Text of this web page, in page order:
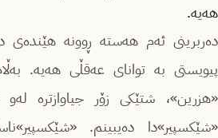
هەیە.
دەربرینی ئەم هەستە ڕوونە هێندەی
پیویستی بە توانای عەقڵی هەیە.
«هزرین»، شتێکی زۆر جیاوازترە
«شێکسپیر»دا دەیبینم.